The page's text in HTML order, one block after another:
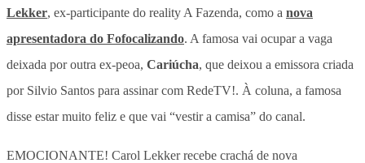
Lekker, ex-participante do reality A Fazenda, como a nova
apresentadora do Fofocalizando. A famosa vai ocupar a vaga
deixada por outra ex-peoa, Cariúcha, que deixou a emissora criada
por Silvio Santos para assinar com RedeTV!. À coluna, a famosa
disse estar muito feliz e que vai “vestir a camisa” do canal.
EMOCIONANTE! Carol Lekker recebe crachá de nova